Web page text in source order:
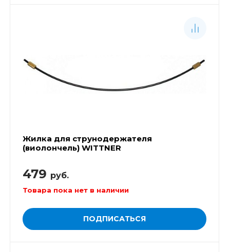
Жилка для струнодержателя
(виолончель) WITTNER
479 руб.
Товара пока нет в наличии
ПОДПИСАТЬСЯ